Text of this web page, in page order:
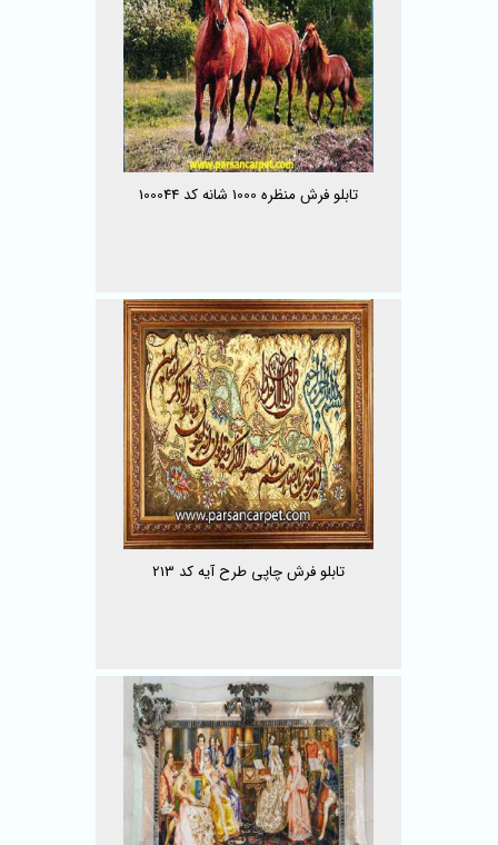
تابلو فرش منظره 1000 شانه کد 100044
تابلو فرش چاپی طرح آیه کد 213